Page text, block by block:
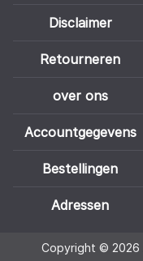
Disclaimer
Retourneren
over ons
Accountgegevens
Bestellingen
Adressen
Copyright © 2026